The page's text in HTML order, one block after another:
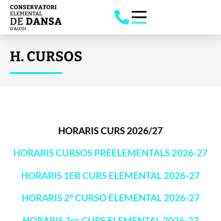
H. CURSOS
HORARIS CURS 2026/27
HORARIS CURSOS PREELEMENTALS 2026-27
HORARIS 1ER CURS ELEMENTAL 2026-27
HORARIS 2º CURSO ELEMENTAL 2026-27